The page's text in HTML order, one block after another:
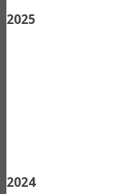
2025
2024